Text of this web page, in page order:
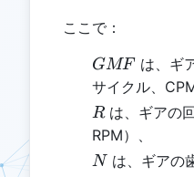
ここで：
GMF
GMF は、ギ
サイクル、CPM
R
Rは、ギアの
RPM）、
N
N は、ギアの